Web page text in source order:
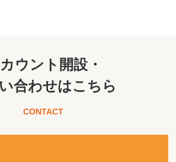
ウント開設・
合わせはこちら
CONTACT